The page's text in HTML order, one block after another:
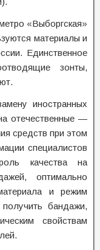
«Выборгская»
материалы и
Единственное
зонты,
иностранных
отечественные —
средств при этом
специалистов
качества на
оптимально
и режим
бандажи,
свойствам